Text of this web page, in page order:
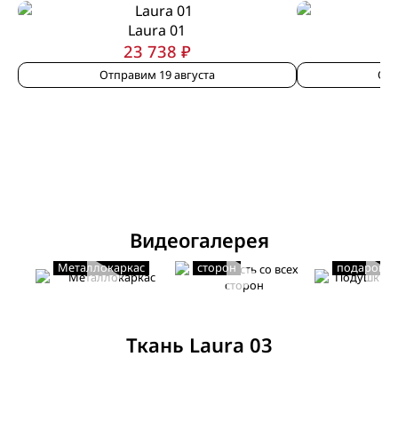
Laura 01
23 738 ₽
Отправим 19 августа
Видеогалерея
Металлокаркас
Мягкость со всех
сторон
подарок
Ткань Laura 03